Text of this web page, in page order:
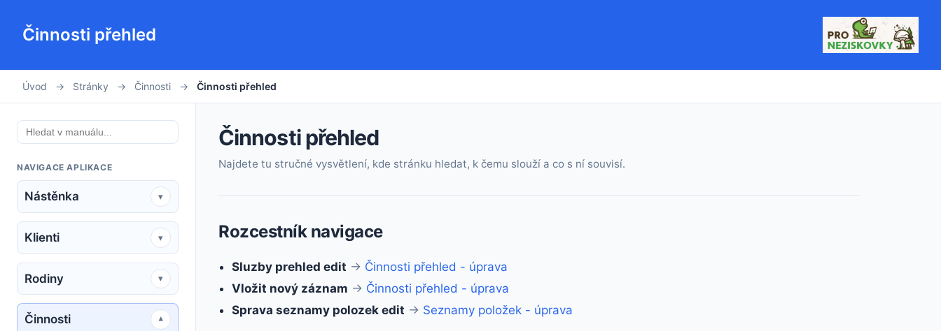
Činnosti přehled
Úvod → Stránky → Činnosti → Činnosti přehled
NAVIGACE APLIKACE
Nástěnka ▾
Klienti ▾
Rodiny ▾
Činnosti ▾
Činnosti přehled
Najdete tu stručné vysvětlení, kde stránku hledat, k čemu slouží a co s ní souvisí.
Rozcestník navigace
Sluzby prehled edit → Činnosti přehled - úprava
Vložit nový záznam → Činnosti přehled - úprava
Sprava seznamy polozek edit → Seznamy položek - úprava